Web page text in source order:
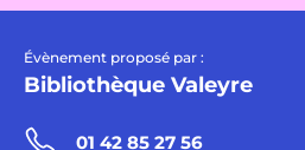
Évènement proposé par :
Bibliothèque Valeyre
01 42 85 27 56